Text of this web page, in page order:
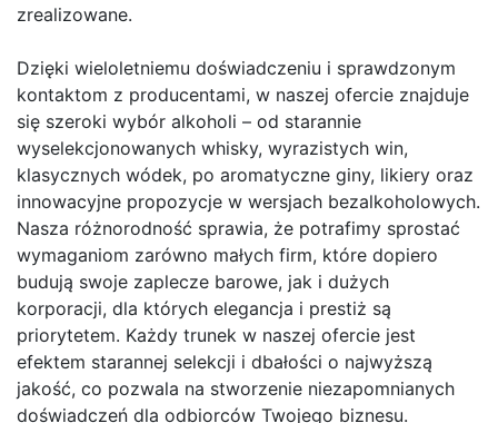
zrealizowane.
Dzięki wieloletniemu doświadczeniu i sprawdzonym
kontaktom z producentami, w naszej ofercie znajduje
się szeroki wybór alkoholi – od starannie
wyselekcjonowanych whisky, wyrazistych win,
klasycznych wódek, po aromatyczne giny, likiery oraz
innowacyjne propozycje w wersjach bezalkoholowych.
Nasza różnorodność sprawia, że potrafimy sprostać
wymaganiom zarówno małych firm, które dopiero
budują swoje zaplecze barowe, jak i dużych
korporacji, dla których elegancja i prestiż są
priorytetem. Każdy trunek w naszej ofercie jest
efektem starannej selekcji i dbałości o najwyższą
jakość, co pozwala na stworzenie niezapomnianych
doświadczeń dla odbiorców Twojego biznesu.